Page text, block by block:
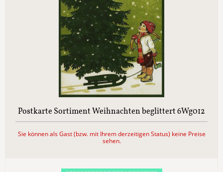
Postkarte Sortiment Weihnachten beglittert 6Wg012
Sie können als Gast (bzw. mit Ihrem derzeitigen Status) keine Preise
sehen.